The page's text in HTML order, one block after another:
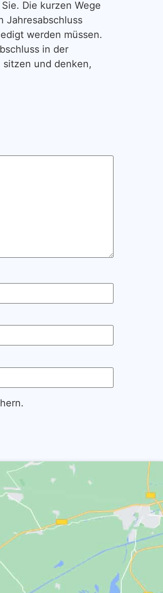
Die kurzen Wege
Jahresabschluss
werden müssen.
in der
und denken,